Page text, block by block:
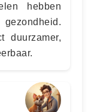
hebben
duurzamer,